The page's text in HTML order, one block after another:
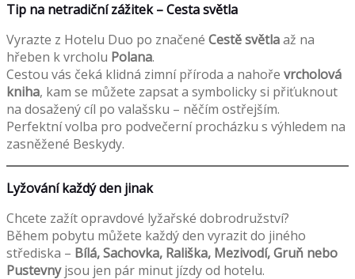
Tip na netradiční zážitek – Cesta světla
Vyrazte z Hotelu Duo po značené Cestě světlaaž na
hřeben k vrcholu Polana.
Cestou vás čeká klidná zimní příroda a nahoře vrcholová
kniha, kam se můžete zapsat a symbolicky si přiťuknout
na dosažený cíl po valašsku – něčím ostřejším.
Perfektní volba pro podvečerní procházku s výhledem na
zasněžené Beskydy.
Lyžování každý den jinak
Chcete zažít opravdové lyžařské dobrodružství?
Během pobytu můžete každý den vyrazit do jiného
střediska – Bílá, Sachovka, Rališka, Mezivodí, Gruň nebo
Pustevnyjsou jen pár minut jízdy od hotelu.